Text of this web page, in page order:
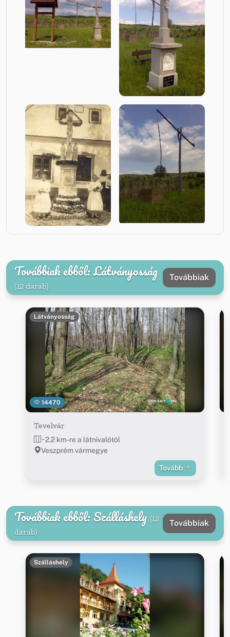
Továbbiak ebből: Látványosság
(12 darab)
Továbbiak
14470
Látványosság
Tevelvár
~2.2 km-re a látnivalótól
Veszprém vármegye
Tovább
Továbbiak ebből: Szálláshely (12
darab)
Továbbiak
Szálláshely